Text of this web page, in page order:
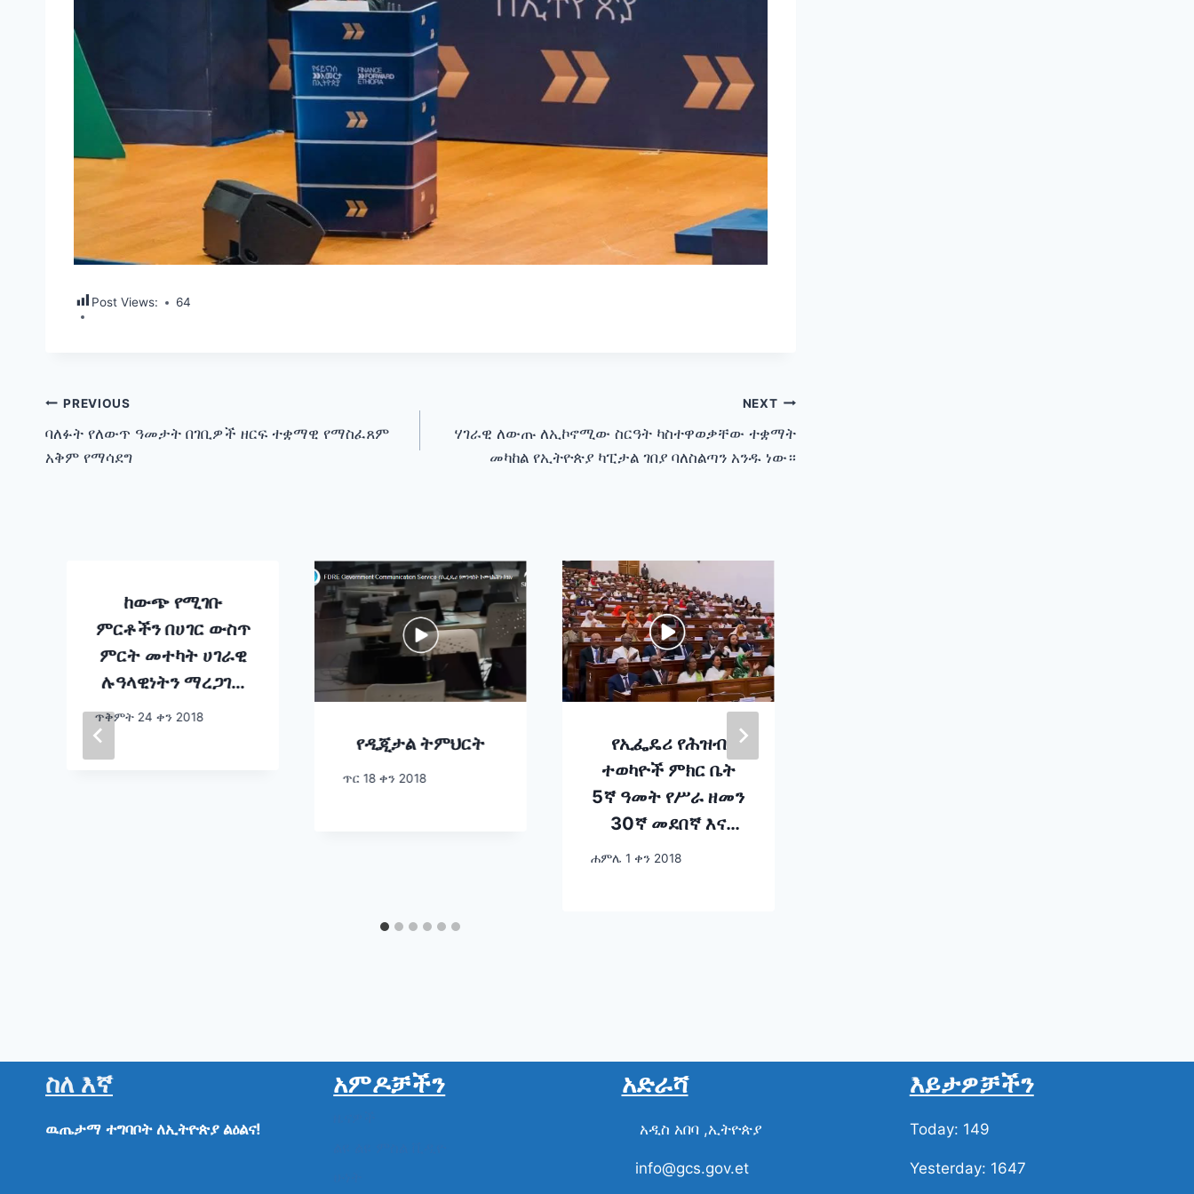
Post Views: 64
Post
navigation
PREVIOUS
ባለፉት የለውጥ ዓመታት በገቢዎች ዘርፍ ተቋማዊ የማስፈጸም
አቅም የማሳደግ
NEXT
ሃገራዊ ለውጡ ለኢኮኖሚው ስርዓት ካስተዋወቃቸው ተቋማት
መካከል የኢትዮጵያ ካፒታል ገበያ ባለስልጣን አንዱ ነው።
ከውጭ የሚገቡ
ምርቶችን በሀገር ውስጥ
ምርት መተካት ሀገራዊ
ሉዓላዊነትን ማረጋገጥ
ነው !
ጥቅምት 24 ቀን 2018
የዲጂታል ትምህርት
ጥር 18 ቀን 2018
የኢፌዴሪ የሕዝብ
ተወካዮች ምክር ቤት
5ኛ ዓመት የሥራ ዘመን
30ኛ መደበኛ እና
የመጨረሻው ስብሰባ::
ሐምሌ 1 ቀን 2018
ስለ እኛ
ዉጤታማ ተግባቦት ለኢትዮጵያ ልዕልና!
አምዶቻችን አድራሻ
አዲስ አበባ ,ኢትዮጵያ
info@gcs.gov.et
እይታዎቻችን
Today: 149
Yesterday: 1647